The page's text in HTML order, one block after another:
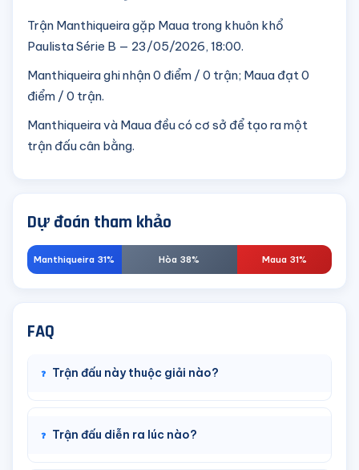
Trận Manthiqueira gặp Maua trong khuôn khổ
Paulista Série B — 23/05/2026, 18:00.
Manthiqueira ghi nhận 0 điểm / 0 trận; Maua đạt 0
điểm / 0 trận.
Manthiqueira và Maua đều có cơ sở để tạo ra một
trận đấu cân bằng.
Dự đoán tham khảo
Manthiqueira 31% Hòa 38% Maua 31%
FAQ
Trận đấu này thuộc giải nào?
Trận đấu diễn ra lúc nào?